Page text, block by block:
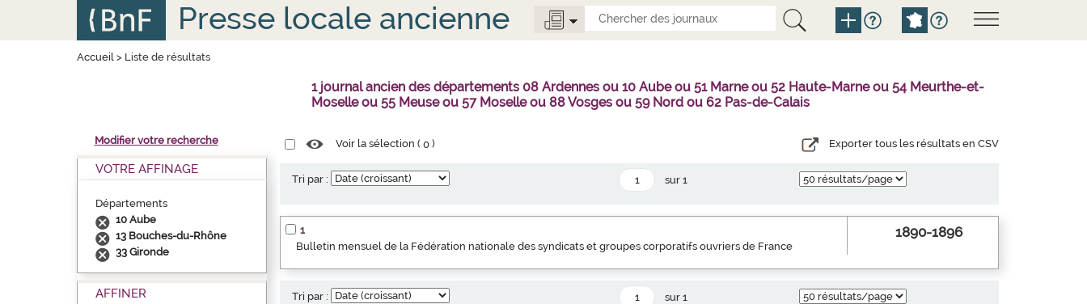
Presse locale ancienne
Accueil> Liste de résultats
1 journal ancien des départements 08 Ardennes ou 10 Aube ou 51 Marne ou 52 Haute-Marne ou 54 Meurthe-et-
Moselle ou 55 Meuse ou 57 Moselle ou 88 Vosges ou 59 Nord ou 62 Pas-de-Calais
Modifier votre recherche
VOTRE AFFINAGE
Départements
10 Aube
13 Bouches-du-Rhône
33 Gironde
AFFINER
Voir la sélection (0 ) Exporter tous les résultats en CSV
Tri par : sur 1
1
Bulletin mensuel de la Fédération nationale des syndicats et groupes corporatifs ouvriers de France
1890-1896
Tri par : sur 1
Panneau de gestion des cookies